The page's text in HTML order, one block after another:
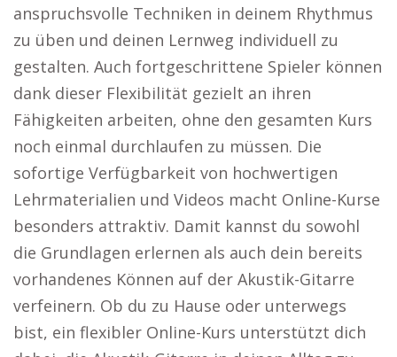
anspruchsvolle Techniken in deinem Rhythmus
zu üben und deinen Lernweg individuell zu
gestalten. Auch fortgeschrittene Spieler können
dank dieser Flexibilität gezielt an ihren
Fähigkeiten arbeiten, ohne den gesamten Kurs
noch einmal durchlaufen zu müssen. Die
sofortige Verfügbarkeit von hochwertigen
Lehrmaterialien und Videos macht Online-Kurse
besonders attraktiv. Damit kannst du sowohl
die Grundlagen erlernen als auch dein bereits
vorhandenes Können auf der Akustik-Gitarre
verfeinern. Ob du zu Hause oder unterwegs
bist, ein flexibler Online-Kurs unterstützt dich